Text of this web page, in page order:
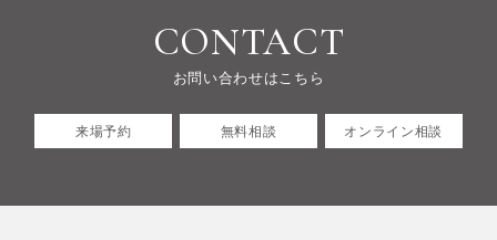
CONTACT
お問い合わせはこちら
来場予約 無料相談 オンライン相談